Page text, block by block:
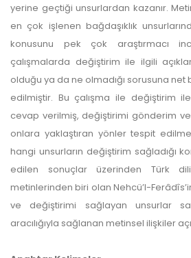
yerine geçtiği unsurlardan kazanır.
en çok işlenen bağdaşıklık
konusunu pek çok araştırmacı
çalışmalarda değiştirim ile ilgili
olduğu ya da ne olmadığı sorusuna
edilmiştir. Bu çalışma ile değiştirim
cevap verilmiş, değiştirimi gönderim
onlara yaklaştıran yönler tespit
hangi unsurların değiştirim sağladığı
edilen sonuçlar üzerinden Türk
metinlerinden biri olan Nehcü’l-
ve değiştirimi sağlayan unsurlar
aracılığıyla sağlanan metinsel ilişkiler